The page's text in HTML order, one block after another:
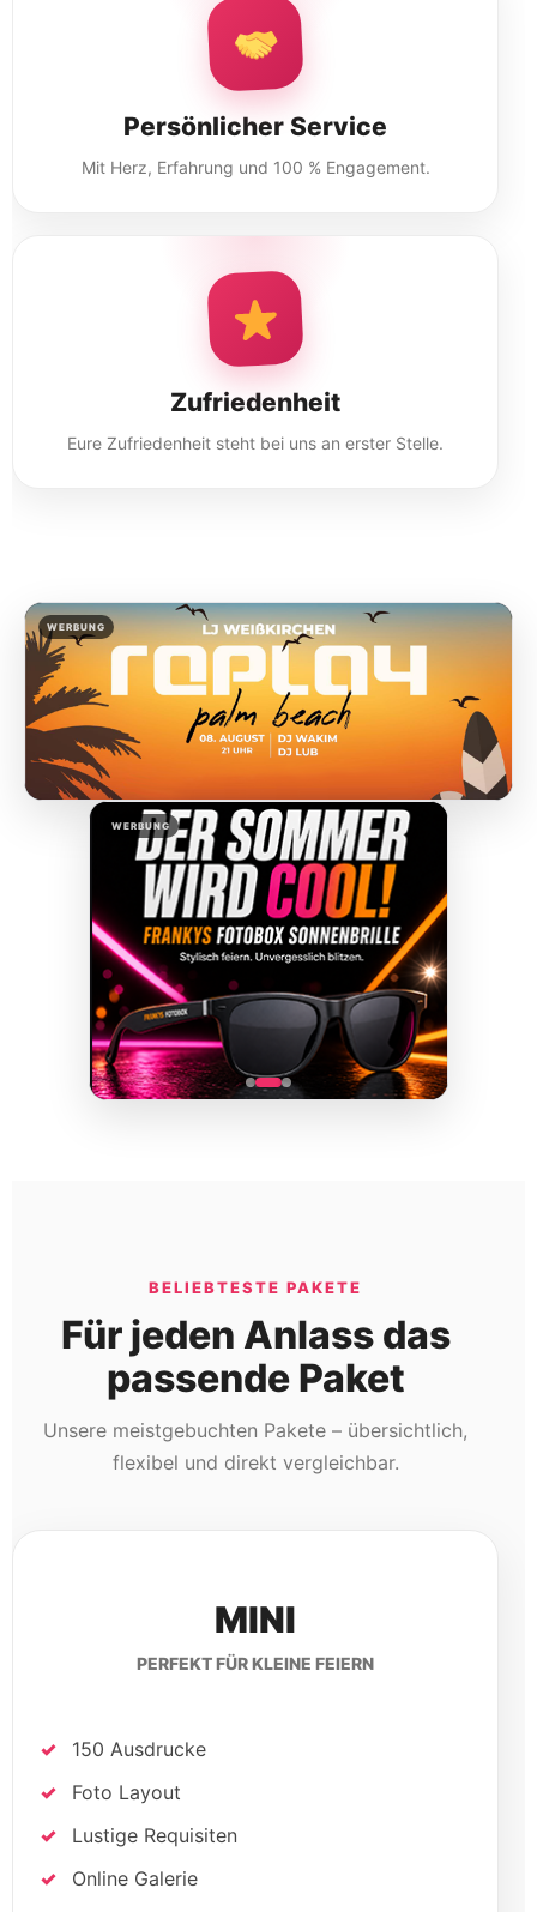
Persönlicher Service
Mit Herz, Erfahrung und 100 % Engagement.
Zufriedenheit
Eure Zufriedenheit steht bei uns an erster Stelle.
WERBUNG
WERBUNG
BELIEBTESTE PAKETE
Für jeden Anlass das
passende Paket
Unsere meistgebuchten Pakete – übersichtlich,
flexibel und direkt vergleichbar.
MINI
PERFEKT FÜR KLEINE FEIERN
150 Ausdrucke
Foto Layout
Lustige Requisiten
Online Galerie